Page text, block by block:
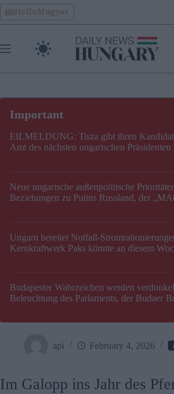
Skip
to
content
HelloMagyar
EILMELDUNG: Tisza gibt ihren
Amt des nächsten ungarischen Präsidenten
Neue ungarische außenpolitische
Beziehungen zu Putins Russland, der
Ungarn bereitet Notfall-
Kernkraftwerk Paks könnte an diesem
Budapester Wahrzeichen werden
Beleuchtung des Parlaments, der Budaer
api February 4, 2026
Im Galopp ins Jahr des